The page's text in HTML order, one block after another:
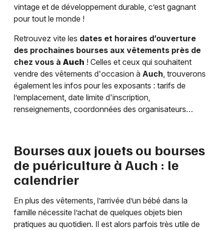
vintage et de développement durable, c’est gagnant
pour tout le monde !
Retrouvez vite les dates et horaires d’ouverture
des prochaines bourses aux vêtements près de
chez vous à Auch ! Celles et ceux qui souhaitent
vendre des vêtements d'occasion à Auch, trouverons
également les infos pour les exposants : tarifs de
l’emplacement, date limite d'inscription,
renseignements, coordonnées des organisateurs…
Bourses aux jouets ou bourses
de puériculture à Auch : le
calendrier
En plus des vêtements, l’arrivée d’un bébé dans la
famille nécessite l’achat de quelques objets bien
pratiques au quotidien. Il est alors parfois très utile de